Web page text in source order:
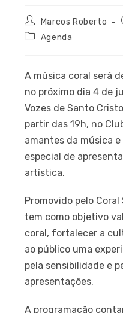
Marcos Roberto
Agenda
A música coral será
no próximo dia 4 de
Vozes de Santo
partir das 19h, no
amantes da música
especial de
artística.
Promovido pelo
tem como objetivo
coral, fortalecer a
ao público uma
pela sensibilidade e
apresentações.
A programação